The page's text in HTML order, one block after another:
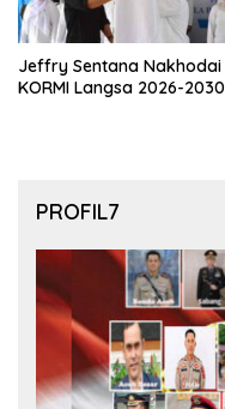
Jeffry Sentana Nakhodai
KORMI Langsa 2026-2030
PROFIL7